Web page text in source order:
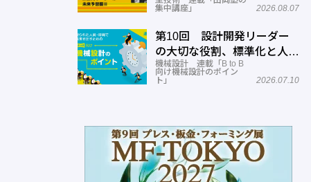
に！
集中講座」
2026.08.07
第10回 設計開発リーダー
の大切な役割、標準化と人材
育成
機械設計 連載「B to B
向け機械設計のポイン
ト」
2026.07.10